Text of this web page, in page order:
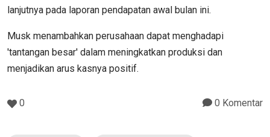
lanjutnya pada laporan pendapatan awal bulan ini.
Musk menambahkan perusahaan dapat menghadapi
'tantangan besar' dalam meningkatkan produksi dan
menjadikan arus kasnya positif.
0 0 Komentar